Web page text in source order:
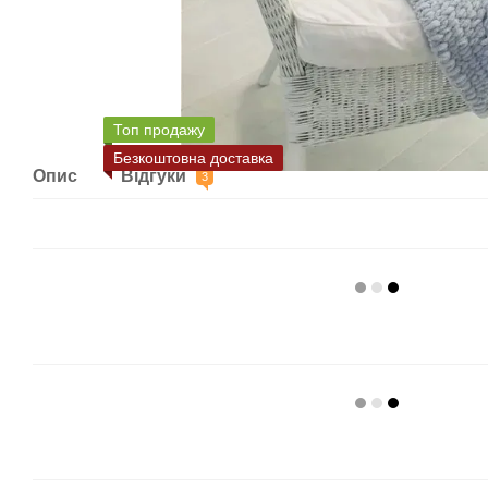
Топ продажу
Безкоштовна доставка
Опис Відгуки 3